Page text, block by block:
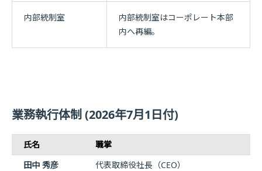
内部統制室
内部統制室はコーポレート本部
内へ再編。
業務執行体制 (2026年7月1日付)
氏名
職掌
田中 秀彦
代表取締役社長（CEO）